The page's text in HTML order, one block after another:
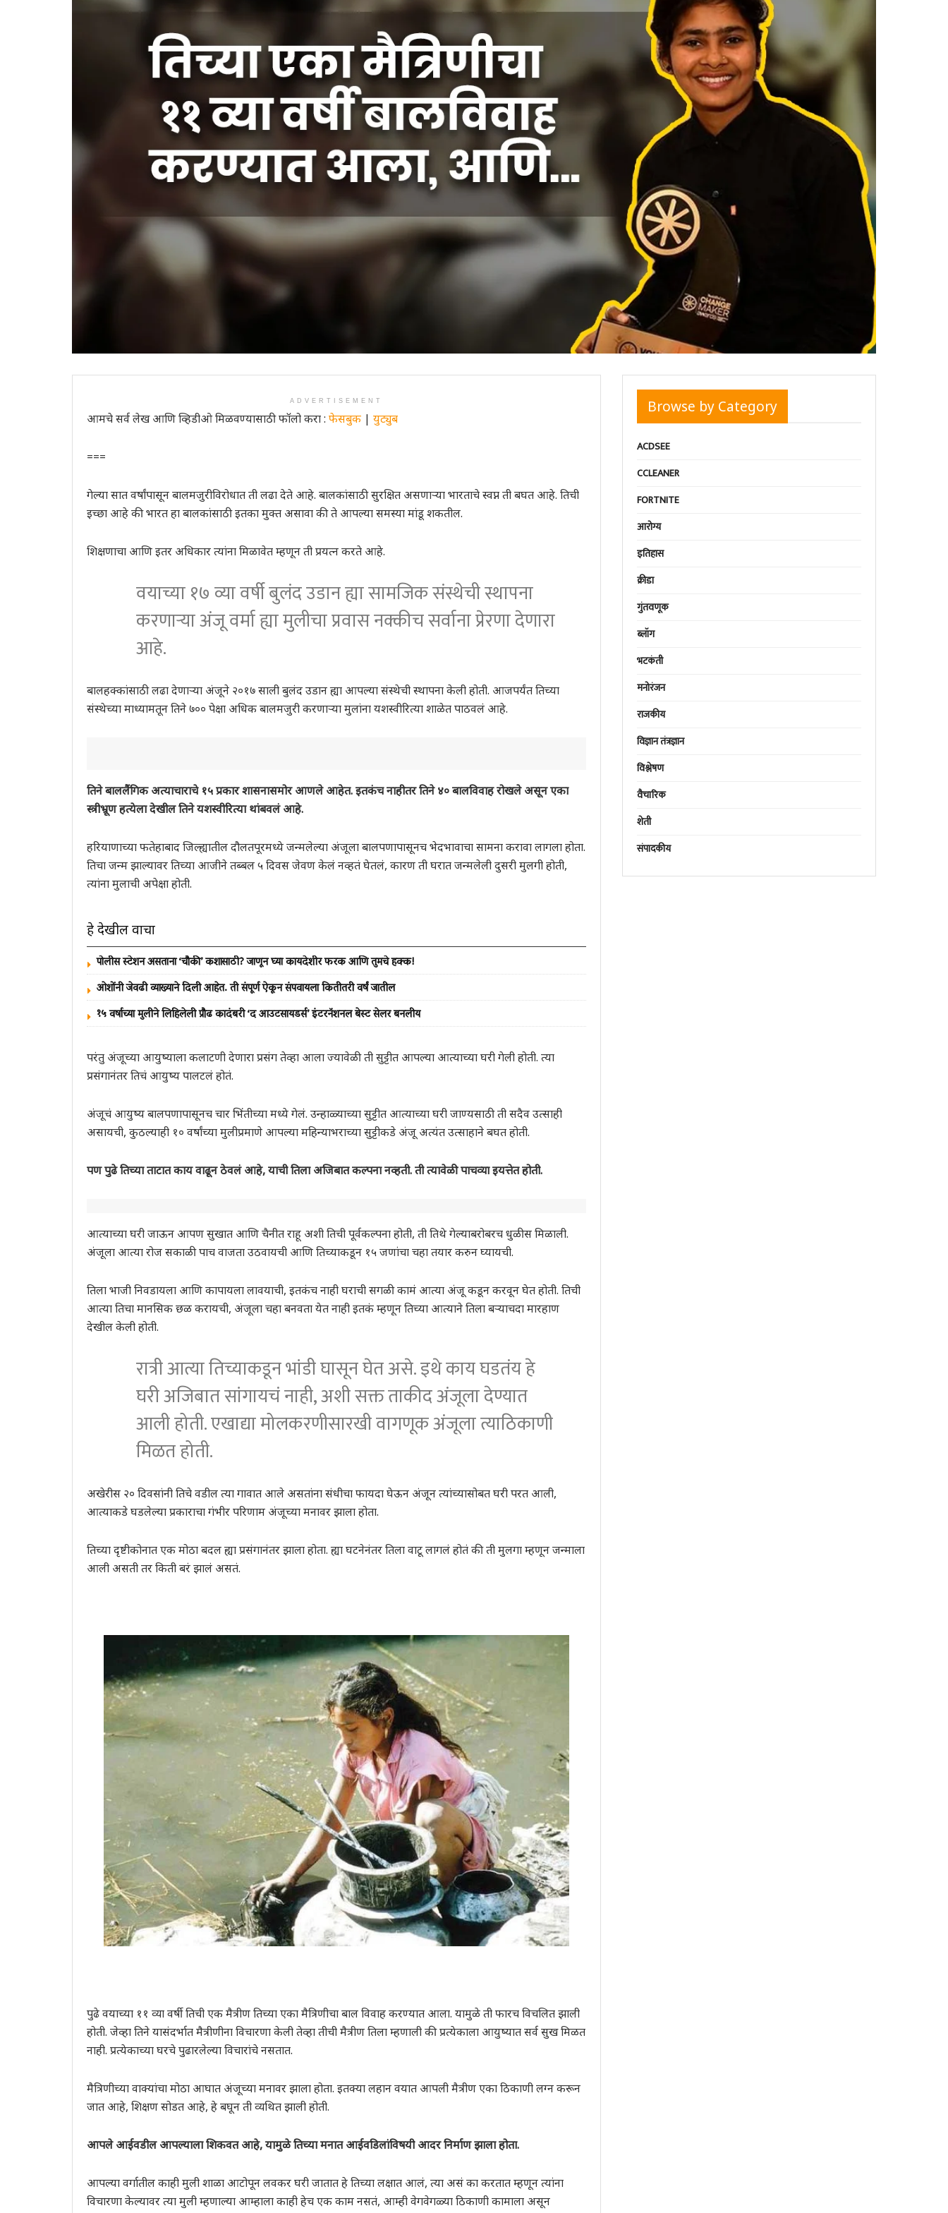
ADVERTISEMENT
आमचे सर्व लेख आणि व्हिडीओ मिळवण्यासाठी फॉलो करा : फेसबुक | युट्युब
===
गेल्या सात वर्षांपासून बालमजुरीविरोधात ती लढा देते आहे. बालकांसाठी सुरक्षित असणाऱ्या भारताचे स्वप्न ती बघत आहे. तिची
इच्छा आहे की भारत हा बालकांसाठी इतका मुक्त असावा की ते आपल्या समस्या मांडू शकतील.
शिक्षणाचा आणि इतर अधिकार त्यांना मिळावेत म्हणून ती प्रयत्न करते आहे.
वयाच्या १७ व्या वर्षी बुलंद उडान ह्या सामजिक संस्थेची स्थापना
करणाऱ्या अंजू वर्मा ह्या मुलीचा प्रवास नक्कीच सर्वाना प्रेरणा देणारा
आहे.
बालहक्कांसाठी लढा देणाऱ्या अंजूने २०१७ साली बुलंद उडान ह्या आपल्या संस्थेची स्थापना केली होती. आजपर्यंत तिच्या
संस्थेच्या माध्यामतून तिने ७०० पेक्षा अधिक बालमजुरी करणाऱ्या मुलांना यशस्वीरित्या शाळेत पाठवलं आहे.
तिने बाललैंगिक अत्याचाराचे १५ प्रकार शासनासमोर आणले आहेत. इतकंच नाहीतर तिने ४० बालविवाह रोखले असून एका
स्त्रीभ्रूण हत्येला देखील तिने यशस्वीरित्या थांबवलं आहे.
हरियाणाच्या फतेहाबाद जिल्ह्यातील दौलतपूरमध्ये जन्मलेल्या अंजूला बालपणापासूनच भेदभावाचा सामना करावा लागला होता.
तिचा जन्म झाल्यावर तिच्या आजीने तब्बल ५ दिवस जेवण केलं नव्हतं घेतलं, कारण ती घरात जन्मलेली दुसरी मुलगी होती,
त्यांना मुलाची अपेक्षा होती.
हे देखील वाचा
पोलीस स्टेशन असताना ‘चौकी’ कशासाठी? जाणून घ्या कायदेशीर फरक आणि तुमचे हक्क!
ओशोंनी जेवढी व्याख्याने दिली आहेत. ती संपूर्ण ऐकून संपवायला कितीतरी वर्षं जातील
१५ वर्षाच्या मुलीने लिहिलेली प्रौढ कादंबरी ‘द आउटसायडर्स’ इंटरनॅशनल बेस्ट सेलर बनलीय
परंतु अंजूच्या आयुष्याला कलाटणी देणारा प्रसंग तेव्हा आला ज्यावेळी ती सुट्टीत आपल्या आत्याच्या घरी गेली होती. त्या
प्रसंगानंतर तिचं आयुष्य पालटलं होतं.
अंजूचं आयुष्य बालपणापासूनच चार भिंतीच्या मध्ये गेलं. उन्हाळ्याच्या सुट्टीत आत्याच्या घरी जाण्यसाठी ती सदैव उत्साही
असायची, कुठल्याही १० वर्षांच्या मुलीप्रमाणे आपल्या महिन्याभराच्या सुट्टीकडे अंजू अत्यंत उत्साहाने बघत होती.
पण पुढे तिच्या ताटात काय वाढून ठेवलं आहे, याची तिला अजिबात कल्पना नव्हती. ती त्यावेळी पाचव्या इयत्तेत होती.
आत्याच्या घरी जाऊन आपण सुखात आणि चैनीत राहू अशी तिची पूर्वकल्पना होती, ती तिथे गेल्याबरोबरच धुळीस मिळाली.
अंजूला आत्या रोज सकाळी पाच वाजता उठवायची आणि तिच्याकडून १५ जणांचा चहा तयार करुन घ्यायची.
तिला भाजी निवडायला आणि कापायला लावयाची, इतकंच नाही घराची सगळी कामं आत्या अंजू कडून करवून घेत होती. तिची
आत्या तिचा मानसिक छळ करायची, अंजूला चहा बनवता येत नाही इतकं म्हणून तिच्या आत्याने तिला बऱ्याचदा मारहाण
देखील केली होती.
रात्री आत्या तिच्याकडून भांडी घासून घेत असे. इथे काय घडतंय हे
घरी अजिबात सांगायचं नाही, अशी सक्त ताकीद अंजूला देण्यात
आली होती. एखाद्या मोलकरणीसारखी वागणूक अंजूला त्याठिकाणी
मिळत होती.
अखेरीस २० दिवसांनी तिचे वडील त्या गावात आले असतांना संधीचा फायदा घेऊन अंजून त्यांच्यासोबत घरी परत आली,
आत्याकडे घडलेल्या प्रकाराचा गंभीर परिणाम अंजूच्या मनावर झाला होता.
तिच्या दृष्टीकोनात एक मोठा बदल ह्या प्रसंगानंतर झाला होता. ह्या घटनेनंतर तिला वाटू लागलं होतं की ती मुलगा म्हणून जन्माला
आली असती तर किती बरं झालं असतं.
पुढे वयाच्या ११ व्या वर्षी तिची एक मैत्रीण तिच्या एका मैत्रिणीचा बाल विवाह करण्यात आला. यामुळे ती फारच विचलित झाली
होती. जेव्हा तिने यासंदर्भात मैत्रीणीना विचारणा केली तेव्हा तीची मैत्रीण तिला म्हणाली की प्रत्येकाला आयुष्यात सर्व सुख मिळत
नाही. प्रत्येकाच्या घरचे पुढारलेल्या विचारांचे नसतात.
मैत्रिणीच्या वाक्यांचा मोठा आघात अंजूच्या मनावर झाला होता. इतक्या लहान वयात आपली मैत्रीण एका ठिकाणी लग्न करून
जात आहे, शिक्षण सोडत आहे, हे बघून ती व्यथित झाली होती.
आपले आईवडील आपल्याला शिकवत आहे, यामुळे तिच्या मनात आईवडिलांविषयी आदर निर्माण झाला होता.
आपल्या वर्गातील काही मुली शाळा आटोपून लवकर घरी जातात हे तिच्या लक्षात आलं, त्या असं का करतात म्हणून त्यांना
विचारणा केल्यावर त्या मुली म्हणाल्या आम्हाला काही हेच एक काम नसतं, आम्ही वेगवेगळ्या ठिकाणी कामाला असून
Browse by Category
ACDSEE
CCLEANER
FORTNITE
आरोग्य
इतिहास
क्रीडा
गुंतवणूक
ब्लॉग
भटकंती
मनोरंजन
राजकीय
विज्ञान तंत्रज्ञान
विश्लेषण
वैचारिक
शेती
संपादकीय